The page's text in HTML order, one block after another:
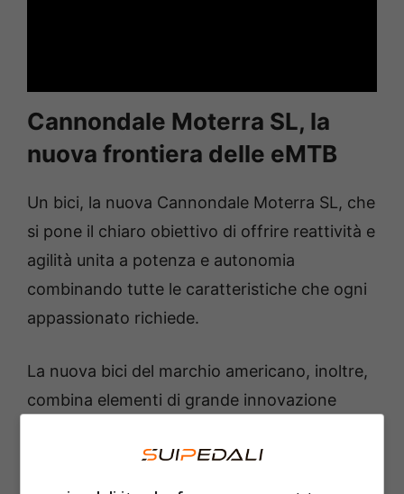
Cannondale Moterra SL, la
nuova frontiera delle eMTB
Un bici, la nuova Cannondale Moterra SL, che
si pone il chiaro obiettivo di offrire reattività e
agilità unita a potenza e autonomia
combinando tutte le caratteristiche che ogni
appassionato richiede.
La nuova bici del marchio americano, inoltre,
combina elementi di grande innovazione
Response di Cannondaleche consente che